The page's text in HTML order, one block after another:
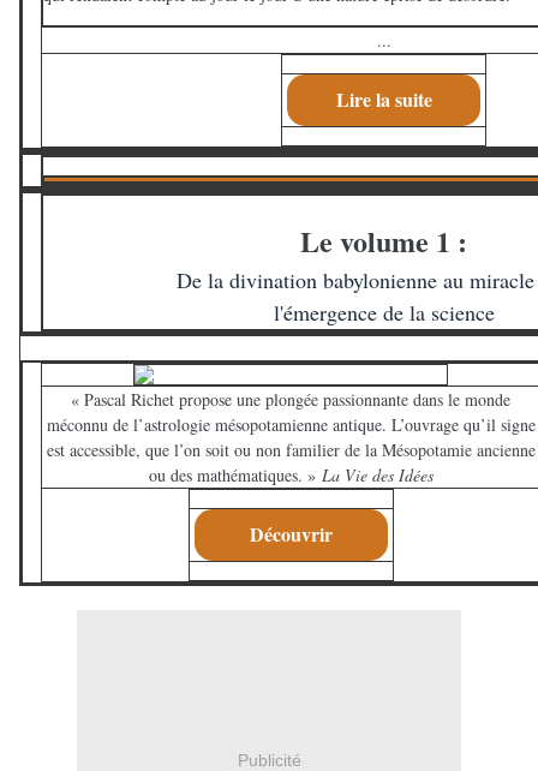
...
Lire la suite
Le volume 1 :
De la divination babylonienne au
l'émergence de la science
« Pascal Richet propose une plongée passionnante dans le monde
méconnu de l’astrologie mésopotamienne antique. L’ouvrage qu’il signe
est accessible, que l’on soit ou non familier de la Mésopotamie ancienne
ou des mathématiques. » La Vie des Idées
Découvrir
Publicité